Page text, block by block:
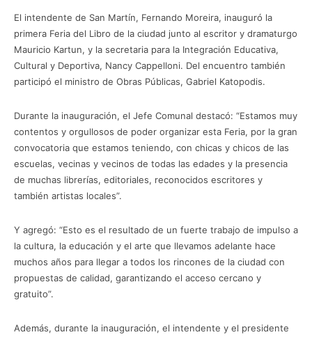
El intendente de San Martín, Fernando Moreira, inauguró la
primera Feria del Libro de la ciudad junto al escritor y dramaturgo
Mauricio Kartun, y la secretaria para la Integración Educativa,
Cultural y Deportiva, Nancy Cappelloni. Del encuentro también
participó el ministro de Obras Públicas, Gabriel Katopodis.
Durante la inauguración, el Jefe Comunal destacó: “Estamos muy
contentos y orgullosos de poder organizar esta Feria, por la gran
convocatoria que estamos teniendo, con chicas y chicos de las
escuelas, vecinas y vecinos de todas las edades y la presencia
de muchas librerías, editoriales, reconocidos escritores y
también artistas locales”.
Y agregó: “Esto es el resultado de un fuerte trabajo de impulso a
la cultura, la educación y el arte que llevamos adelante hace
muchos años para llegar a todos los rincones de la ciudad con
propuestas de calidad, garantizando el acceso cercano y
gratuito”.
Además, durante la inauguración, el intendente y el presidente